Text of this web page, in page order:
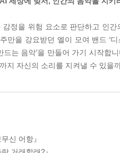
감정을 위험 요소로 판단하고 인
만을 강요받던 엘이 모여 밴드 ‘
드는 음악’을 만들어 가기 시작
지 자신의 소리를 지켜낼 수 있을
신 어항』